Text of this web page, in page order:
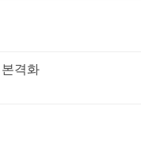
격화